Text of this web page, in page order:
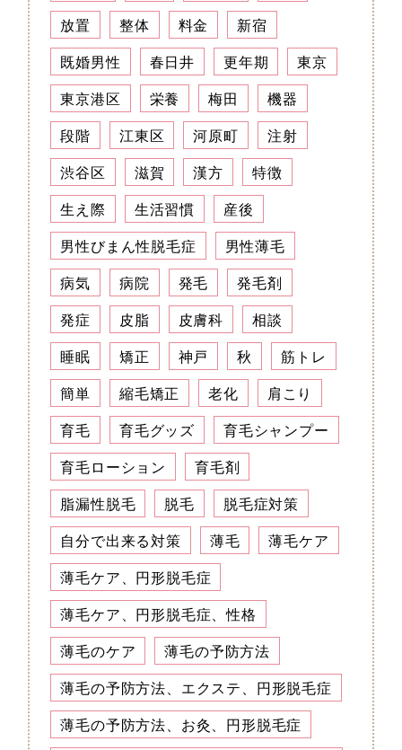
放置
整体 料金
新宿
既婚男性
春日井 更年期
東京
東京港区
栄養 梅田
機器
段階
江東区 河原町
注射
渋谷区
滋賀 漢方
特徴
生え際
生活習慣
産後
男性びまん性脱毛症
男性薄毛
病気
病院 発毛
発毛剤
発症
皮脂 皮膚科
相談
睡眠
矯正 神戸 秋
筋トレ
簡単
縮毛矯正 老化
肩こり
育毛
育毛グッズ
育毛シャンプー
育毛ローション
育毛剤
脂漏性脱毛
脱毛
脱毛症対策
自分で出来る対策
薄毛
薄毛ケア
薄毛ケア、円形脱毛症
薄毛ケア、円形脱毛症、性格
薄毛のケア
薄毛の予防方法
薄毛の予防方法、エクステ、円形脱毛症
薄毛の予防方法、お灸、円形脱毛症